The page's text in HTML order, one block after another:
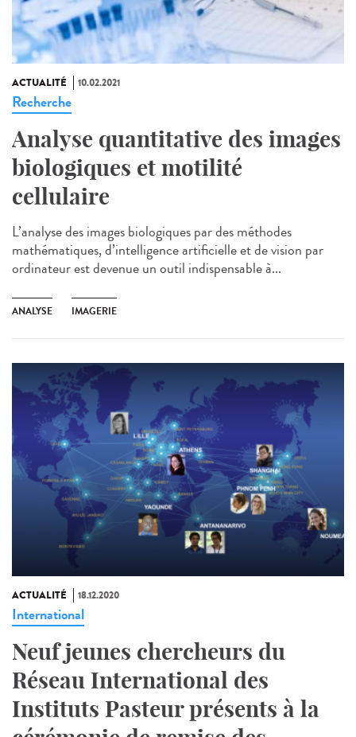
ACTUALITÉ 10.02.2021
Recherche
Analyse quantitative des images
biologiques et motilité
cellulaire
L’analyse des images biologiques par des méthodes
mathématiques, d’intelligence artificielle et de vision par
ordinateur est devenue un outil indispensable à...
ANALYSE IMAGERIE
ACTUALITÉ 18.12.2020
International
Neuf jeunes chercheurs du
Réseau International des
Instituts Pasteur présents à la